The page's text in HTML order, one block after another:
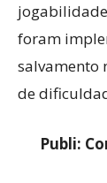
foram
salvamento
de
Publi: